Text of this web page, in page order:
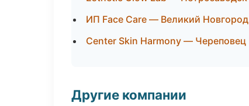
ИП Face Care — Великий Новгород
Center Skin Harmony — Череповец
Другие компании